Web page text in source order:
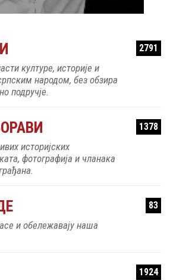
2791
културе, историје и
народом, без обзира
подручје.
1378
историјских
фотографија и чланака
83
и обележавају наша
1924